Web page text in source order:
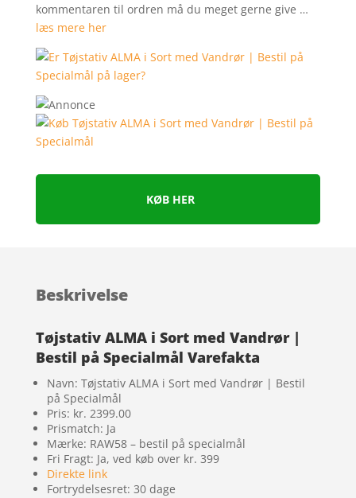
kommentaren til ordren må du meget gerne give …
læs mere her
KØB HER
Beskrivelse
Tøjstativ ALMA i Sort med Vandrør |
Bestil på Specialmål Varefakta
Navn: Tøjstativ ALMA i Sort med Vandrør | Bestil
på Specialmål
Pris: kr. 2399.00
Prismatch: Ja
Mærke: RAW58 – bestil på specialmål
Fri Fragt: Ja, ved køb over kr. 399
Direkte link
Fortrydelsesret: 30 dage